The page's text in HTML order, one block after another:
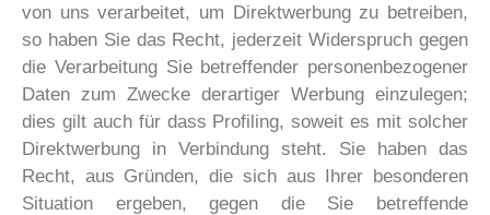
von uns verarbeitet, um Direktwerbung zu betreiben,
so haben Sie das Recht, jederzeit Widerspruch gegen
die Verarbeitung Sie betreffender personenbezogener
Daten zum Zwecke derartiger Werbung einzulegen;
dies gilt auch für dass Profiling, soweit es mit solcher
Direktwerbung in Verbindung steht. Sie haben das
Recht, aus Gründen, die sich aus Ihrer besonderen
Situation ergeben, gegen die Sie betreffende